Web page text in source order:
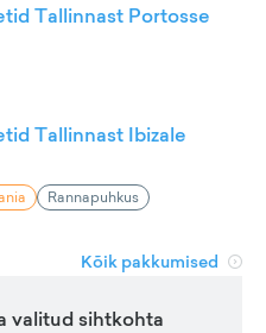
Tallinnast Portosse
Tallinnast Ibizale
Rannapuhkus
Kõik pakkumised
valitud sihtkohta